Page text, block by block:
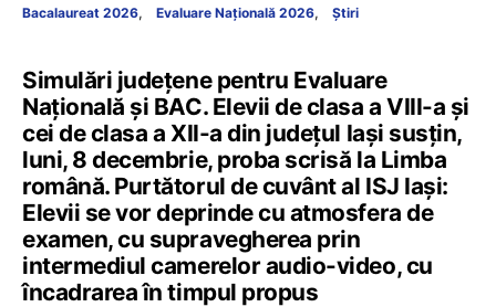
Bacalaureat 2026 Evaluare Națională 2026 Știri
Simulări județene pentru Evaluare
Națională și BAC. Elevii de clasa a VIII-a și
cei de clasa a XII-a din județul Iași susțin,
luni, 8 decembrie, proba scrisă la Limba
română. Purtătorul de cuvânt al ISJ Iași:
Elevii se vor deprinde cu atmosfera de
examen, cu supravegherea prin
intermediul camerelor audio-video, cu
încadrarea în timpul propus